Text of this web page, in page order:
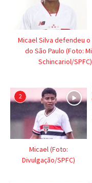
Micael Silva defendeu o
do São Paulo (Foto:
Schincariol/SPFC)
2
Micael (Foto:
Divulgação/SPFC)